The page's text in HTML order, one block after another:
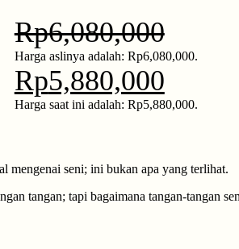
Rp6,080,000
Harga aslinya adalah: Rp6,080,000.
Rp5,880,000
Harga saat ini adalah: Rp5,880,000.
mengenai seni; ini bukan apa yang terlihat.
tangan; tapi bagaimana tangan-tangan